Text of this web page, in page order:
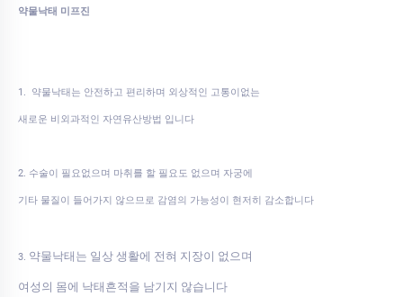
약물낙태 미프진
1. 약물낙태는 안전하고 편리하며 외상적인 고통이없는
새로운 비외과적인 자연유산방법 입니다
2. 수술이 필요없으며 마취를 할 필요도 없으며 자궁에
기타 물질이 들어가지 않으므로 감염의 가능성이 현저히 감소합니다
3. 약물낙태는 일상 생활에 전혀 지장이 없으며
여성의 몸에 낙태흔적을 남기지 않습니다